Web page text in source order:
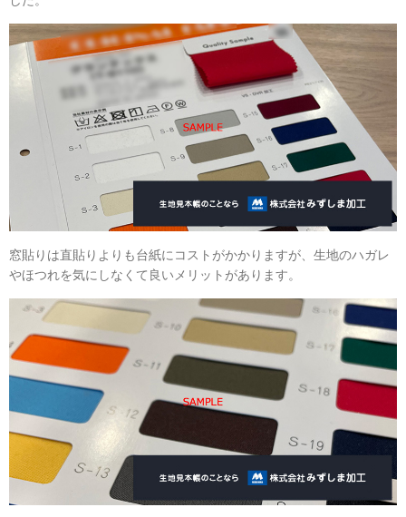
窓貼りは直貼りよりも台紙にコストがかかりますが、生地のハガレ
やほつれを気にしなくて良いメリットがあります。